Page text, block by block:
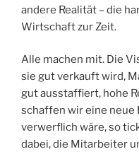
andere Realität – die
Wirtschaft zur Zeit.
Alle machen mit. Die
sie gut verkauft wird,
gut ausstaffiert, hohe
schaffen wir eine neue
verwerflich wäre, so
dabei, die Mitarbeiter